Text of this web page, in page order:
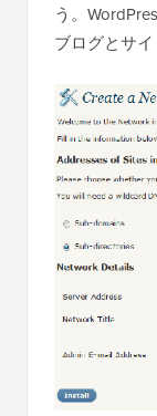
う。
ブログとサ